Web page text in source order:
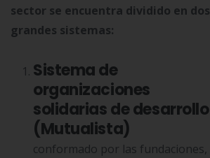
sector se encuentra dividido en dos
grandes sistemas:
Sistema de
organizaciones
solidarias de desarrollo
(Mutualista)
conformado por las fundaciones,